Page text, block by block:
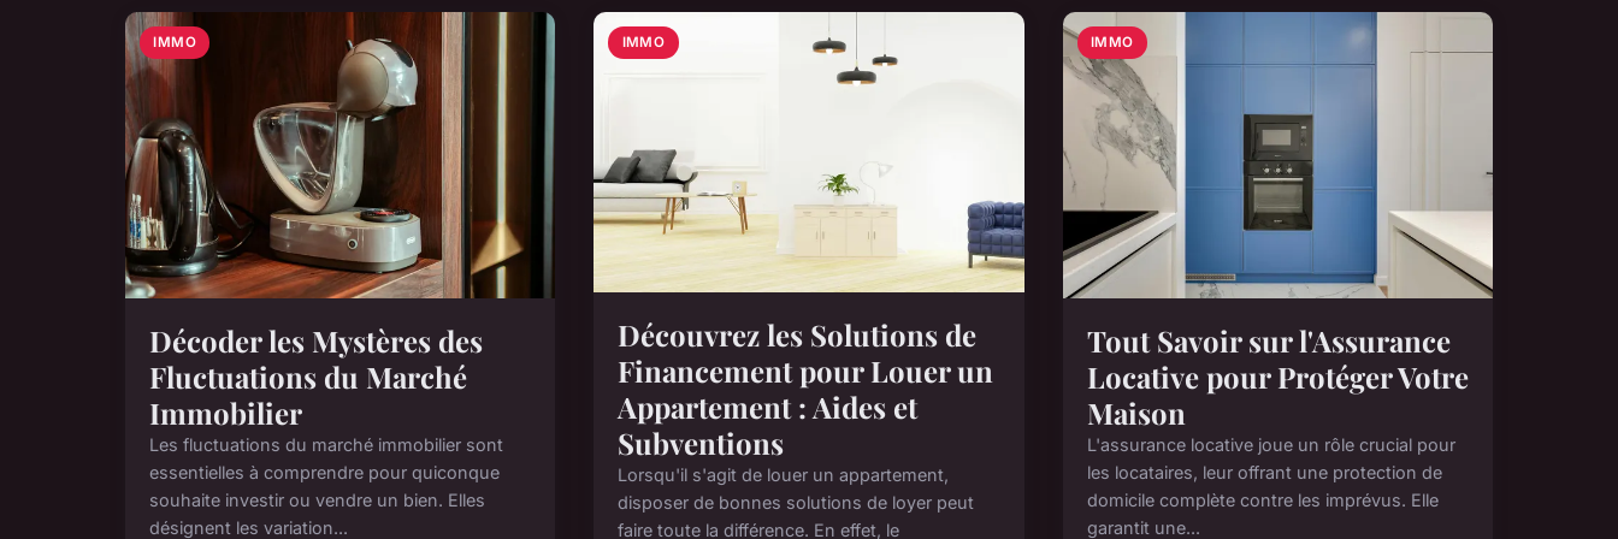
IMMO
Décoder les Mystères des
Fluctuations du Marché
Immobilier
Les fluctuations du marché immobilier sont
essentielles à comprendre pour quiconque
souhaite investir ou vendre un bien. Elles
désignent les variation...
IMMO
Découvrez les Solutions de
Financement pour Louer un
Appartement : Aides et
Subventions
Lorsqu'il s'agit de louer un appartement,
disposer de bonnes solutions de loyer peut
faire toute la différence. En effet, le
IMMO
Tout Savoir sur l'Assurance
Locative pour Protéger Votre
Maison
L'assurance locative joue un rôle crucial pour
les locataires, leur offrant une protection de
domicile complète contre les imprévus. Elle
garantit une...